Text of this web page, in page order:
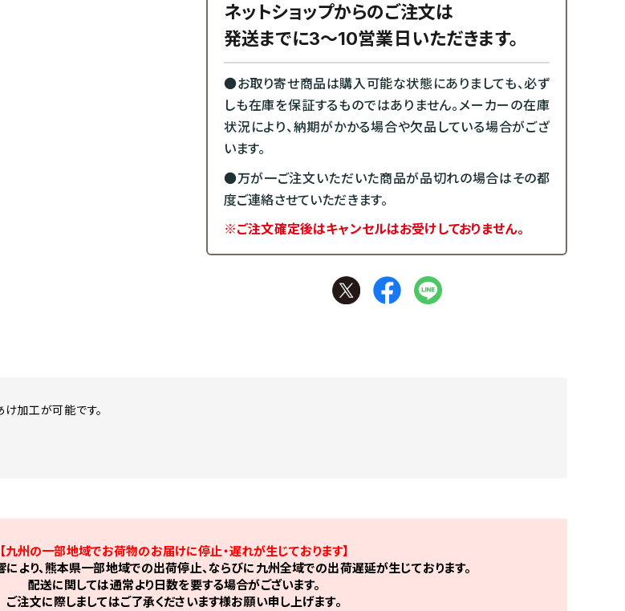
ネットショップからのご注文は
発送までに3～10営業日いただきます。
●お取り寄せ商品は購入可能な状態にありましても、必ず
しも在庫を保証するものではありません。メーカーの在庫
状況により、納期がかかる場合や欠品している場合がござ
います。
●万が一ご注文いただいた商品が品切れの場合はその都
度ご連絡させていただきます。
※ご注文確定後はキャンセルはお受けしておりません。
け加工が可能です。
【九州の一部地域でお荷物のお届けに停止・遅れが生じております】
より、熊本県一部地域での出荷停止、ならびに九州全域での出荷遅延が生じております。
配送に関しては通常より日数を要する場合がございます。
ご注文に際しましてはご了承くださいます様お願い申し上げます。